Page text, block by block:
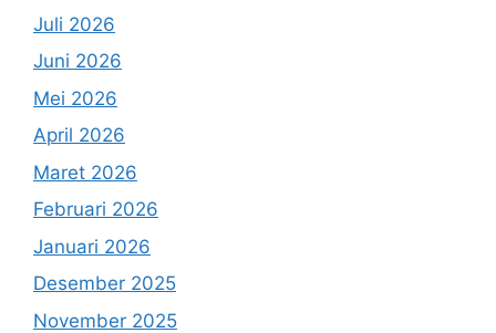
Juli 2026
Juni 2026
Mei 2026
April 2026
Maret 2026
Februari 2026
Januari 2026
Desember 2025
November 2025